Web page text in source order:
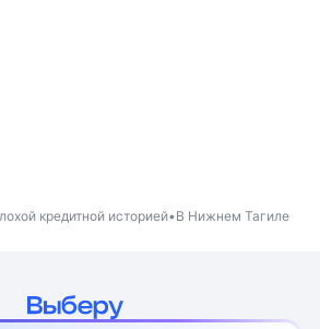
кредитной историей В Нижнем Тагиле